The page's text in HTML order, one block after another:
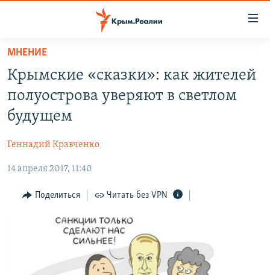
Вернуться
основному
содержанию
Вернутся
главной
Вернутся
поиску
СПЕЦПРОЕКТЫ
11 ЛЕТ ОККУПАЦИИ КРЫМА. 11 ИСТОРИЙ СОПРОТИВЛЕНИЯ
ВОДА
ЕЩЕ
ИНТЕРАКТИВ
ИНФОГРАФИКА
ТЕЛЕПРОЕКТ КРЫМ.РЕАЛИИ
СОВЕТЫ ПРАВОЗАЩИТНИКОВ
ПРОПАВШИЕ БЕЗ ВЕСТИ
РАДІО СВОБОДА
КАК ОБОЙТИ БЛОКИРОВКУ
Українською
МНЕНИЕ
Крымские «сказки»: как жителей
полуострова уверяют в светлом
будущем
Геннадий Кравченко
14 апреля 2017, 11:40
Поделиться Читать без VPN